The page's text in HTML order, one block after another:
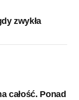
zwykła
całość. Ponad